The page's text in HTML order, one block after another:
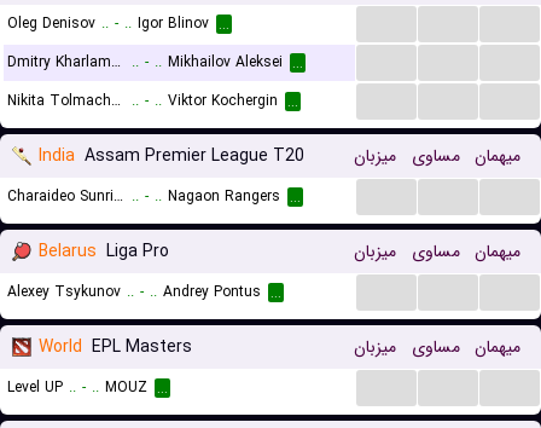
Oleg Denisov .. - .. Igor Blinov ...
Dmitry Kharlamov .. - .. Mikhailov Aleksei ...
Nikita Tolmachev .. - .. Viktor Kochergin ...
India Assam Premier League T20 میزبان مساوی میهمان
Charaideo Sunrisers .. - .. Nagaon Rangers ...
Belarus Liga Pro میزبان مساوی میهمان
Alexey Tsykunov .. - .. Andrey Pontus ...
World EPL Masters میزبان مساوی میهمان
Level UP .. - .. MOUZ ...